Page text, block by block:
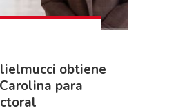
obtiene
para